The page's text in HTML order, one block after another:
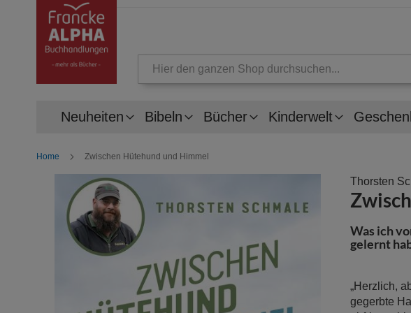
Neuheiten Bibeln Bücher Kinderwelt
Home Zwischen Hütehund und Himmel
Thorsten
Was ich
gelernt
„Herzlich,
gegerbte
Bildergalerie
springen